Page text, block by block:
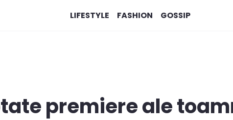
LIFESTYLE FASHION GOSSIP
premiere ale